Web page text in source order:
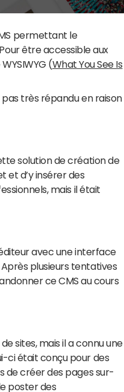
permettant le
être accessible aux
(What You See Is
pas très répandu en raison
solution de création de
d’y insérer des
mais il était
avec une interface
Après plusieurs tentatives
ce CMS au cours
sites, mais il a connu une
ci était conçu pour des
de créer des pages sur-
poster des